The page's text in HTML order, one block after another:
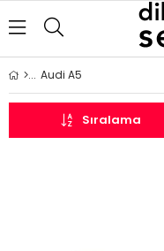
Audi A5
Sıralama